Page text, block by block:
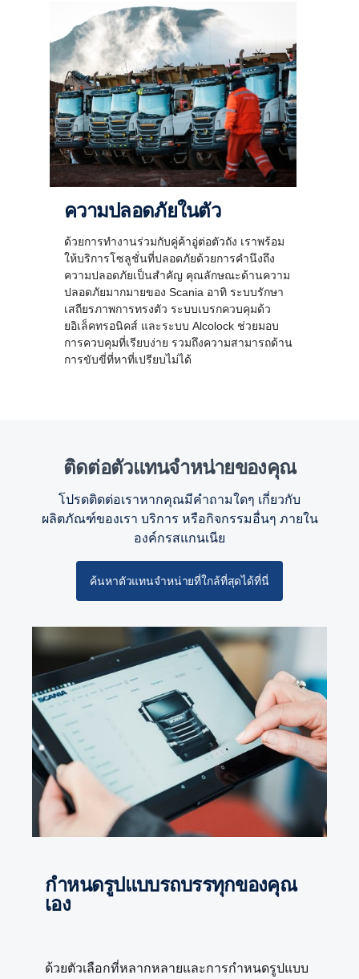
ความปลอดภัยในตัว
ด้วยการทำงานร่วมกับคู่ค้าอู่ต่อตัวถัง เราพร้อม
ให้บริการโซลูชั่นที่ปลอดภัยด้วยการคำนึงถึง
ความปลอดภัยเป็นสำคัญ คุณลักษณะด้านความ
ปลอดภัยมากมายของ Scania อาทิ ระบบรักษา
เสถียรภาพการทรงตัว ระบบเบรกควบคุมด้ว
ยอิเล็คทรอนิคส์ และระบบ Alcolock ช่วยมอบ
การควบคุมที่เรียบง่าย รวมถึงความสามารถด้าน
การขับขี่ที่หาที่เปรียบไม่ได้
ติดต่อตัวแทนจำหน่ายของคุณ
โปรดติดต่อเราหากคุณมีคำถามใดๆ เกี่ยวกับ
ผลิตภัณฑ์ของเรา บริการ หรือกิจกรรมอื่นๆ ภายใน
องค์กรสแกนเนีย
ค้นหาตัวแทนจำหน่ายที่ใกล้ที่สุดได้ที่นี่
กำหนดรูปแบบรถบรรทุกของคุณ
เอง
ด้วยตัวเลือกที่หลากหลายและการกำหนดรูปแบบ